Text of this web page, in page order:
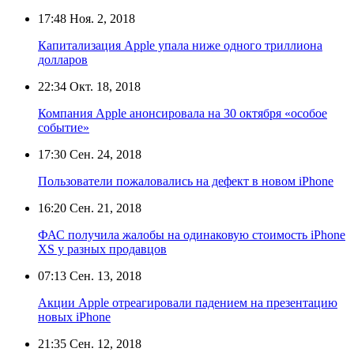
17:48 Ноя. 2, 2018
Капитализация Apple упала ниже одного триллиона
долларов
22:34 Окт. 18, 2018
Компания Apple анонсировала на 30 октября «особое
событие»
17:30 Сен. 24, 2018
Пользователи пожаловались на дефект в новом iPhone
16:20 Сен. 21, 2018
ФАС получила жалобы на одинаковую стоимость iPhone
XS у разных продавцов
07:13 Сен. 13, 2018
Акции Apple отреагировали падением на презентацию
новых iPhone
21:35 Сен. 12, 2018